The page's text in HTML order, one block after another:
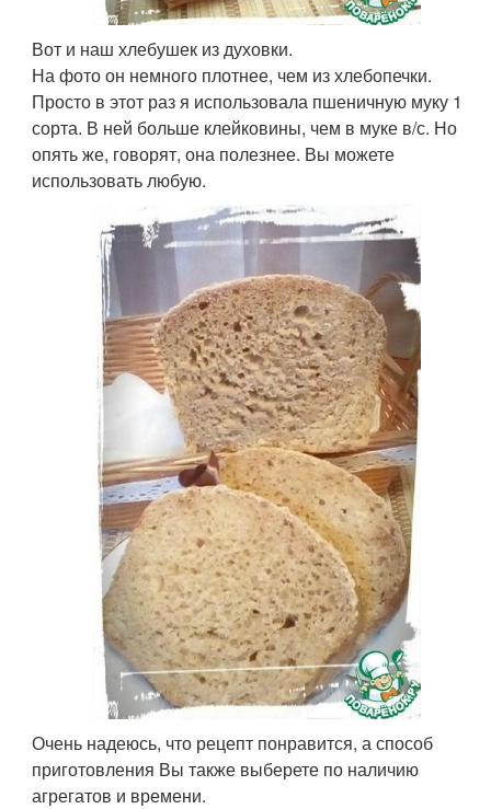
Вот и наш хлебушек из духовки.
На фото он немного плотнее, чем из хлебопечки.
Просто в этот раз я использовала пшеничную муку 1
сорта. В ней больше клейковины, чем в муке в/с. Но
опять же, говорят, она полезнее. Вы можете
использовать любую.
Очень надеюсь, что рецепт понравится, а способ
приготовления Вы также выберете по наличию
агрегатов и времени.